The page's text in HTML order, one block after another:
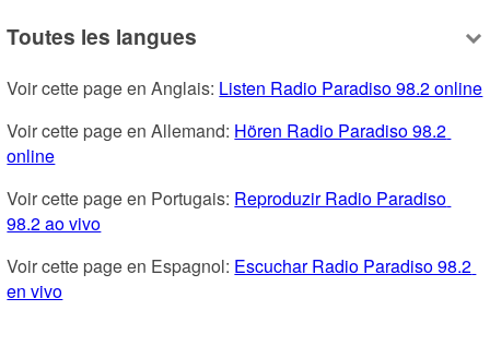
Toutes les langues
Voir cette page en Anglais: Listen Radio Paradiso 98.2 online
Voir cette page en Allemand: Hören Radio Paradiso 98.2
online
Voir cette page en Portugais: Reproduzir Radio Paradiso
98.2 ao vivo
Voir cette page en Espagnol: Escuchar Radio Paradiso 98.2
en vivo